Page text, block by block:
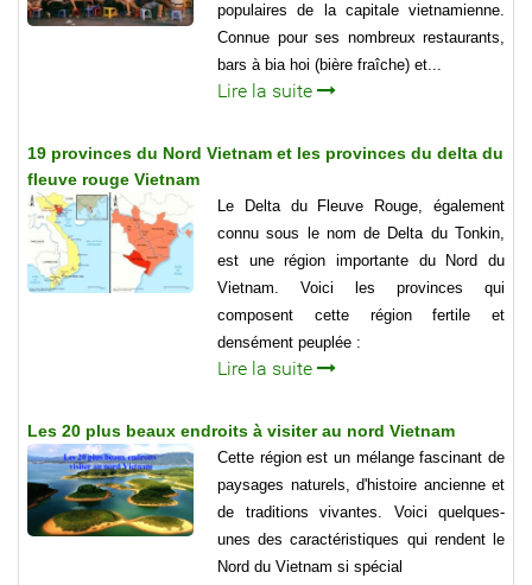
populaires de la capitale vietnamienne.
Connue pour ses nombreux restaurants,
bars à bia hoi (bière fraîche) et...
Lire la suite
19 provinces du Nord Vietnam et les provinces du delta du
fleuve rouge Vietnam
Le Delta du Fleuve Rouge, également
connu sous le nom de Delta du Tonkin,
est une région importante du Nord du
Vietnam. Voici les provinces qui
composent cette région fertile et
densément peuplée :
Lire la suite
Les 20 plus beaux endroits à visiter au nord Vietnam
Cette région est un mélange fascinant de
paysages naturels, d'histoire ancienne et
de traditions vivantes. Voici quelques-
unes des caractéristiques qui rendent le
Nord du Vietnam si spécial